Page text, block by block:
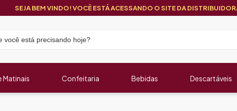
SEJA BEM VINDO! VOCÊ ESTÁ ACESSANDO O SITE DA
Matinais Confeitaria Bebidas Descartáveis